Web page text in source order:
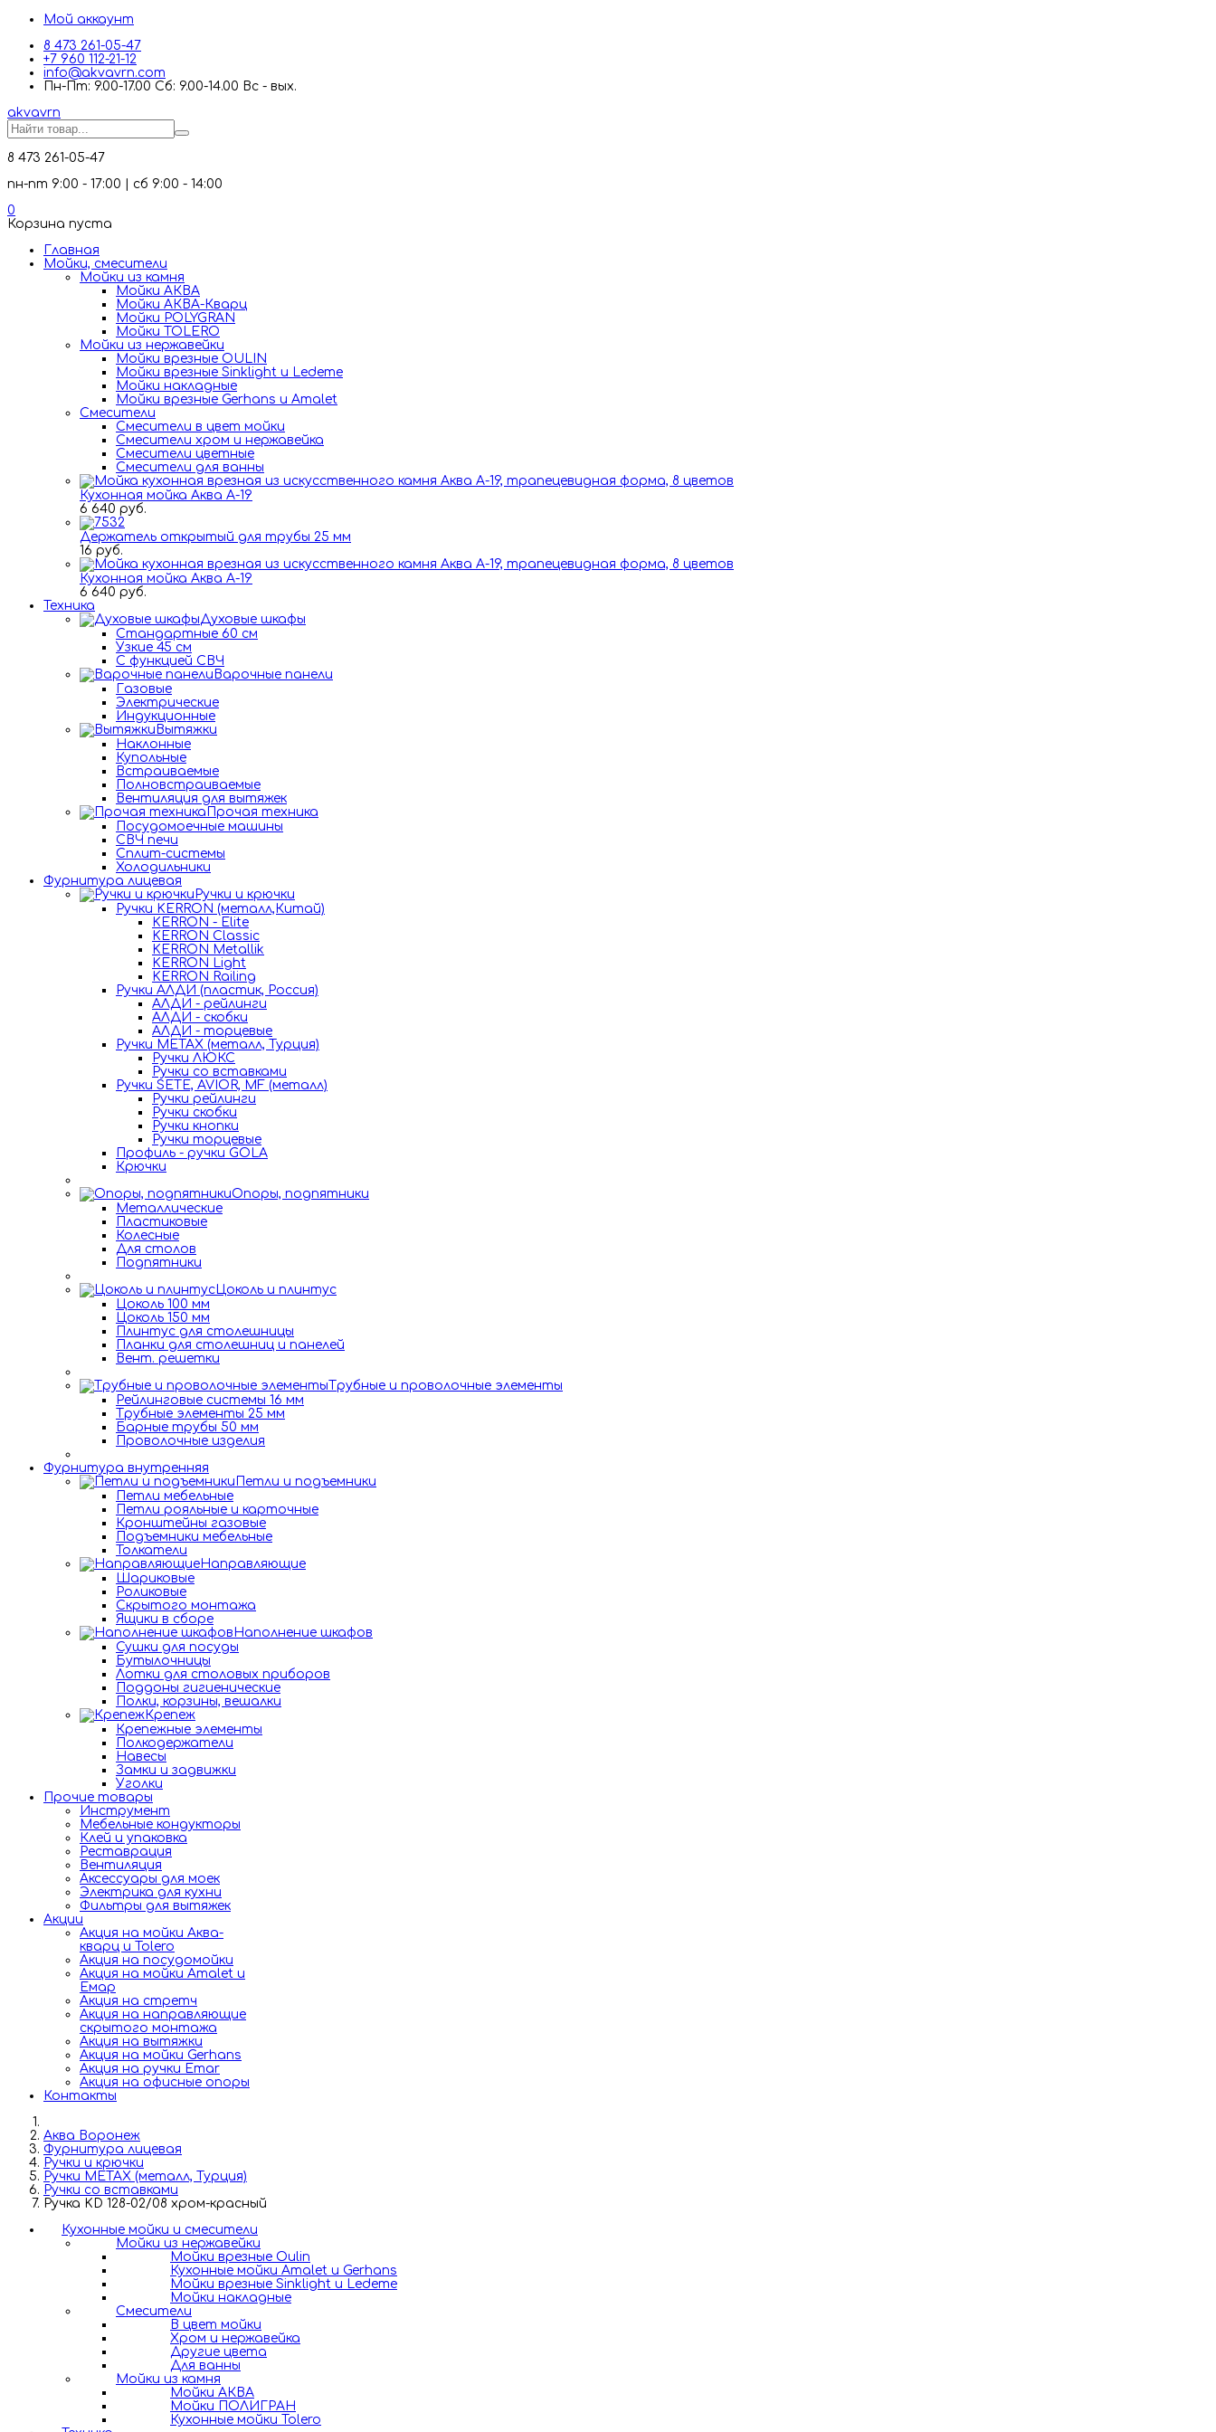
Мой аккаунт
8 473 261-05-47
+7 960 112-21-12
info@akvavrn.com
Пн-Пт: 9.00-17.00 Сб: 9.00-14.00 Вс - вых.
akvavrn
8 473 261-05-47
пн-пт 9:00 - 17:00 | сб 9:00 - 14:00
0
Корзина пуста
Главная
Мойки, смесители
Mойки из камня
Мойки АКВА
Мойки АКВА-Кварц
Мойки POLYGRAN
Мойки TOLERO
Мойки из нержавейки
Мойки врезные OULIN
Мойки врезные Sinklight и Ledeme
Мойки накладные
Мойки врезные Gerhans и Amalet
Смесители
Смесители в цвет мойки
Смесители хром и нержавейка
Смесители цветные
Смесители для ванны
Кухонная мойка Аква А-19
6 640 руб.
Держатель открытый для трубы 25 мм
16 руб.
Кухонная мойка Аква А-19
6 640 руб.
Техника
Духовые шкафы
Стандартные 60 см
Узкие 45 см
С функцией СВЧ
Варочные панели
Газовые
Электрические
Индукционные
Вытяжки
Наклонные
Купольные
Встраиваемые
Полновстраиваемые
Вентиляция для вытяжек
Прочая техника
Посудомоечные машины
СВЧ печи
Сплит-системы
Холодильники
Фурнитура лицевая
Ручки и крючки
Ручки KERRON (металл,Китай)
KERRON - Elite
KERRON Classic
KERRON Metallik
KERRON Light
KERRON Railing
Ручки АЛДИ (пластик, Россия)
АЛДИ - рейлинги
АЛДИ - скобки
АЛДИ - торцевые
Ручки METAX (металл, Турция)
Ручки ЛЮКС
Ручки со вставками
Ручки SETE, AVIOR, MF (металл)
Ручки рейлинги
Ручки скобки
Ручки кнопки
Ручки торцевые
Профиль - ручки GOLA
Крючки
Опоры, подпятники
Металлические
Пластиковые
Колесные
Для столов
Подпятники
Цоколь и плинтус
Цоколь 100 мм
Цоколь 150 мм
Плинтус для столешницы
Планки для столешниц и панелей
Вент. решетки
Трубные и проволочные элементы
Рейлинговые системы 16 мм
Трубные элементы 25 мм
Барные трубы 50 мм
Проволочные изделия
Фурнитура внутренняя
Петли и подъемники
Петли мебельные
Петли рояльные и карточные
Кронштейны газовые
Подъемники мебельные
Толкатели
Направляющие
Шариковые
Роликовые
Скрытого монтажа
Ящики в сборе
Наполнение шкафов
Сушки для посуды
Бутылочницы
Лотки для столовых приборов
Поддоны гигиенические
Полки, корзины, вешалки
Крепеж
Крепежные элементы
Полкодержатели
Навесы
Замки и задвижки
Уголки
Прочие товары
Инструмент
Мебельные кондукторы
Клей и упаковка
Реставрация
Вентиляция
Аксессуары для моек
Электрика для кухни
Фильтры для вытяжек
Акции
Акция на мойки Аква-
кварц и Tolero
Акция на посудомойки
Акция на мойки Amalet и
Емар
Акция на стретч
Акция на направляющие
скрытого монтажа
Акция на вытяжки
Акция на мойки Gerhans
Акция на ручки Emar
Акция на офисные опоры
Контакты
Аква Воронеж
Фурнитура лицевая
Ручки и крючки
Ручки METAX (металл, Турция)
Ручки со вставками
Ручка KD 128-02/08 хром-красный
Кухонные мойки и смесители
Мойки из нержавейки
Мойки врезные Oulin
Кухонные мойки Amalet и Gerhans
Мойки врезные Sinklight и Ledeme
Мойки накладные
Смесители
В цвет мойки
Хром и нержавейка
Другие цвета
Для ванны
Мойки из камня
Мойки АКВА
Мойки ПОЛИГРАН
Кухонные мойки Tolero